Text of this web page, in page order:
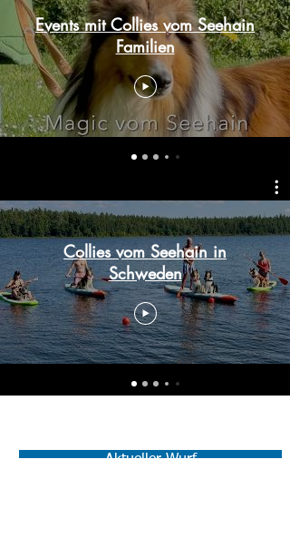
Events mit Collies vom Seehain
Familien
Collies vom Seehain in
Schweden
Aktueller Wurf